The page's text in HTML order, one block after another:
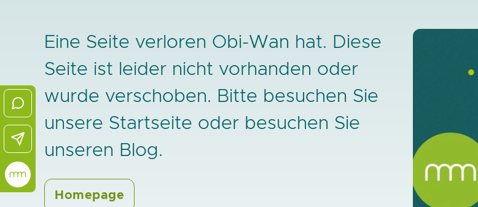
Eine Seite verloren Obi-Wan hat. Diese
Seite ist leider nicht vorhanden oder
wurde verschoben. Bitte besuchen Sie
unsere Startseite oder besuchen Sie
unseren Blog.
Homepage